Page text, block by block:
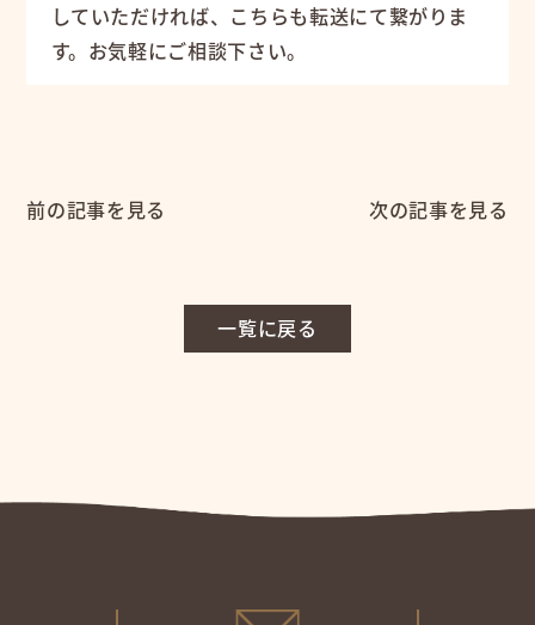
していただければ、こちらも転送にて繋がりま
す。お気軽にご相談下さい。
前の記事を見る
一覧に戻る
次の記事を見る